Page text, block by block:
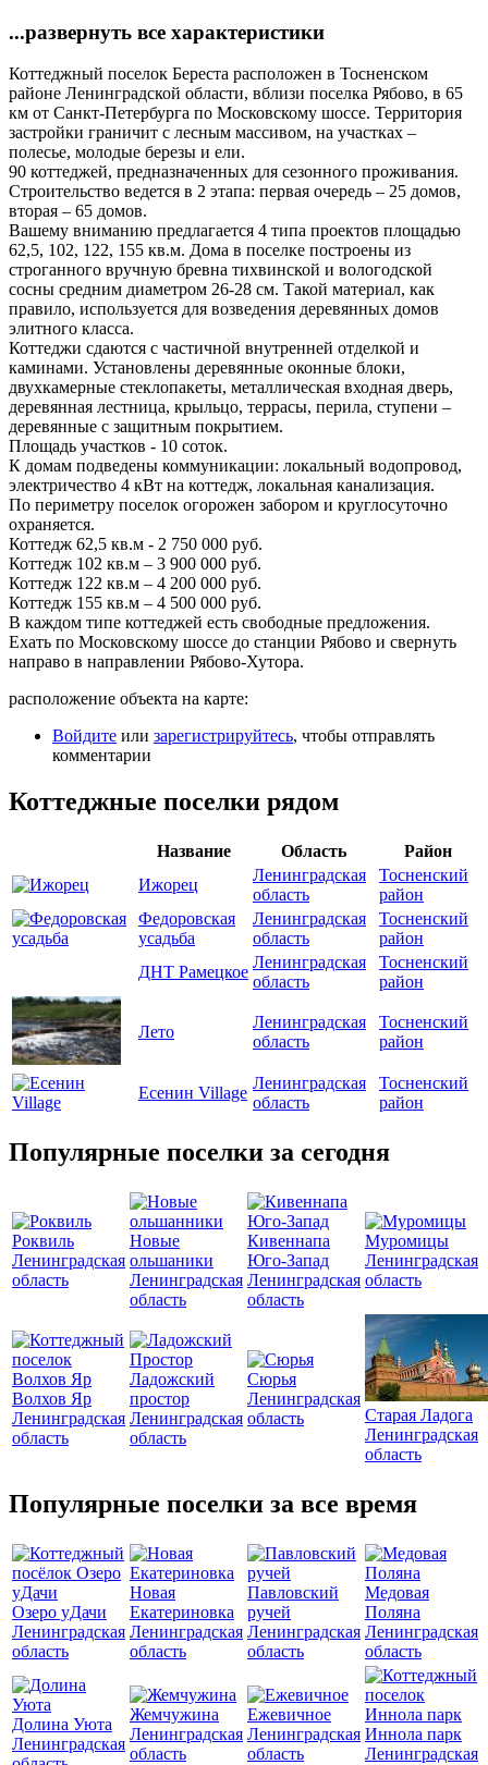
...развернуть все характеристики
Коттеджный поселок Береста расположен в Тосненском
районе Ленинградской области, вблизи поселка Рябово, в 65
км от Санкт-Петербурга по Московскому шоссе. Территория
застройки граничит с лесным массивом, на участках –
полесье, молодые березы и ели.
90 коттеджей, предназначенных для сезонного проживания.
Строительство ведется в 2 этапа: первая очередь – 25 домов,
вторая – 65 домов.
Вашему вниманию предлагается 4 типа проектов площадью
62,5, 102, 122, 155 кв.м. Дома в поселке построены из
строганного вручную бревна тихвинской и вологодской
сосны средним диаметром 26-28 см. Такой материал, как
правило, используется для возведения деревянных домов
элитного класса.
Коттеджи сдаются с частичной внутренней отделкой и
каминами. Установлены деревянные оконные блоки,
двухкамерные стеклопакеты, металлическая входная дверь,
деревянная лестница, крыльцо, террасы, перила, ступени –
деревянные с защитным покрытием.
Площадь участков - 10 соток.
К домам подведены коммуникации: локальный водопровод,
электричество 4 кВт на коттедж, локальная канализация.
По периметру поселок огорожен забором и круглосуточно
охраняется.
Коттедж 62,5 кв.м - 2 750 000 руб.
Коттедж 102 кв.м – 3 900 000 руб.
Коттедж 122 кв.м – 4 200 000 руб.
Коттедж 155 кв.м – 4 500 000 руб.
В каждом типе коттеджей есть свободные предложения.
Ехать по Московскому шоссе до станции Рябово и свернуть
направо в направлении Рябово-Хутора.
расположение объекта на карте:
Войдите или зарегистрируйтесь, чтобы отправлять
комментарии
Коттеджные поселки рядом
Название Область
Район
Ижорец
Ленинградская
область
Тосненский
район
Федоровская
усадьба
Ленинградская
область
Тосненский
район
ДНТ Рамецкое
Ленинградская
область
Тосненский
район
Лето
Ленинградская
область
Тосненский
район
Есенин Village
Ленинградская
область
Тосненский
район
Популярные поселки за сегодня
Роквиль
Ленинградская
область
Новые
ольшаники
Ленинградская
область
Кивеннапа
Юго-Запад
Ленинградская
область
Муромицы
Ленинградская
область
Волхов Яр
Ленинградская
область
Ладожский
простор
Ленинградская
область
Сюрья
Ленинградская
область
Старая Ладога
Ленинградская
область
Популярные поселки за все время
Озеро уДачи
Ленинградская
область
Новая
Екатериновка
Ленинградская
область
Павловский
ручей
Ленинградская
область
Медовая
Поляна
Ленинградская
область
Долина Уюта
Ленинградская
Жемчужина
Ленинградская
область
Ежевичное
Ленинградская
область
Иннола парк
Ленинградская